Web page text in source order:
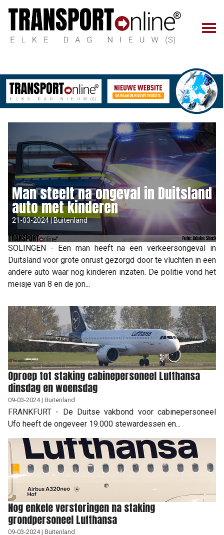
Man steelt na ongeval in Duitsland
auto met kinderen
21-03-2024 | Buitenland
SOLINGEN - Een man heeft na een verkeersongeval in
Duitsland voor grote onrust gezorgd door te vluchten in een
andere auto waar nog kinderen inzaten. De politie vond het
meisje van 8 en de jon...
Oproep tot staking cabinepersoneel Lufthansa
dinsdag en woensdag
09-03-2024 | Buitenland
FRANKFURT - De Duitse vakbond voor cabinepersoneel
Ufo heeft de ongeveer 19.000 stewardessen en...
Nog enkele verstoringen na staking
grondpersoneel Lufthansa
09-03-2024 | Buitenland